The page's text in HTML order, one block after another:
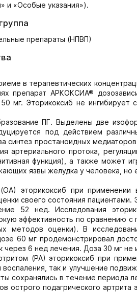
и «Особые указания»).
препараты (НПВП)
в терапевтических
препарат АРКОКСИА®
мг. Эторикоксиб не ингибирует
ПГ. Выделены две
под действием
синтез простаноидных
артериального протока,
функция), а также может
язвы желудка у человека, но
эторикоксиб при
своего состояния
52 нед. Исследования
эффективность по сравнению
методов оценки). В
60 мг продемонстрировал
6 нед лечения. Доза 30 мг не
(РА) эторикоксиб при
так и улучшение
сохранялись в течение периода
острого подагрического